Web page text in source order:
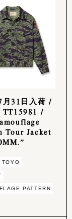
月31日入荷 /
/
Tour Jacket
TOYO
PATTERN